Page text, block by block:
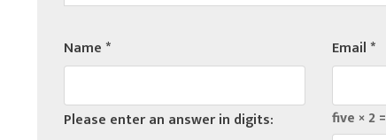
Name* Email*
Please enter an answer in digits: five × 2 =